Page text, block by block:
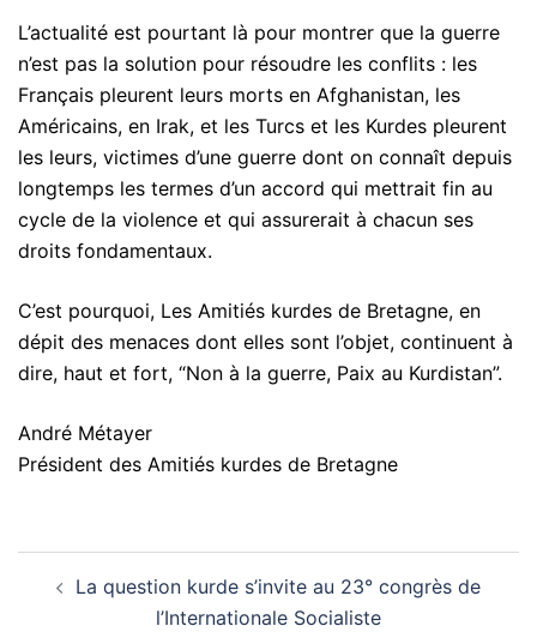
L’actualité est pourtant là pour montrer que la guerre
n’est pas la solution pour résoudre les conflits : les
Français pleurent leurs morts en Afghanistan, les
Américains, en Irak, et les Turcs et les Kurdes pleurent
les leurs, victimes d’une guerre dont on connaît depuis
longtemps les termes d’un accord qui mettrait fin au
cycle de la violence et qui assurerait à chacun ses
droits fondamentaux.
C’est pourquoi, Les Amitiés kurdes de Bretagne, en
dépit des menaces dont elles sont l’objet, continuent à
dire, haut et fort, “Non à la guerre, Paix au Kurdistan”.
André Métayer
Président des Amitiés kurdes de Bretagne
d’article
La question kurde s’invite au 23° congrès de
l’Internationale Socialiste